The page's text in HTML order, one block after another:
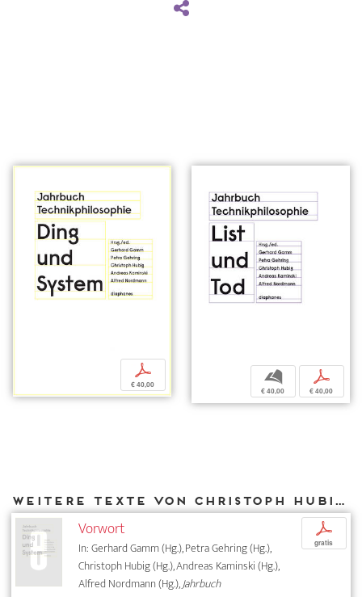
p
€ 40,00 b
€ 40,00
p
€ 40,00
Weitere Texte von Christoph Hubig bei DIAPHANES
Vorwort
In: Gerhard Gamm (Hg.), Petra Gehring (Hg.),
Christoph Hubig (Hg.), Andreas Kaminski (Hg.),
Alfred Nordmann (Hg.),Jahrbuch
p
gratis